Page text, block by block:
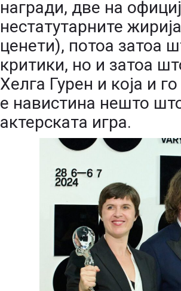
награди, две на
нестатутарните
ценети), потоа затоа
критики, но и затоа
Хелга Гурен и која и
е навистина нешто
актерската игра.